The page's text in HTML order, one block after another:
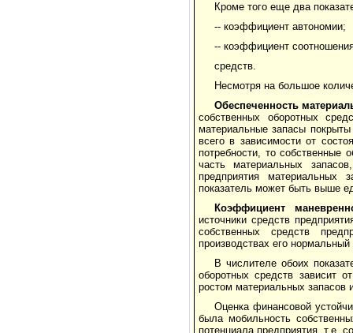
Кроме того еще два
-- коэффициент автономии;
-- коэффициент
средств.
Несмотря на большое
Обеспеченность
собственных оборотных
материальные запасы
всего в зависимости от
потребности, то собственные
часть материальных
предприятия материальных
показатель может быть выше
Коэффициент
источники средств
собственных средств
производствах его
В числителе обоих
оборотных средств зависит
ростом материальных запасов
Оценка финансовой
была мобильность
потенциала предприятия, т.е.